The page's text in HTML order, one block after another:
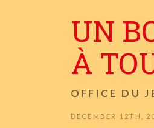
UN
À
OFFICE DU
DECEMBER 12TH,